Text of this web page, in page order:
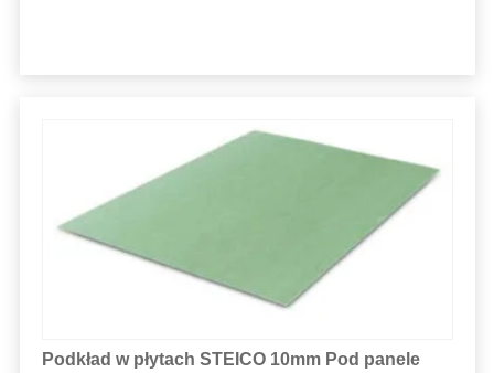
Sprawdź szczegóły
Podkład w płytach STEICO 10mm Pod panele